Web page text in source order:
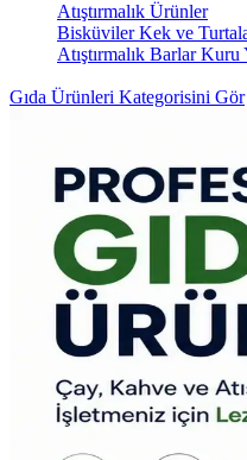
Atıştırmalık Ürünler
BisküvilerKek ve
Atıştırmalık BarlarKuru
Gıda Ürünleri Kategorisini Gör